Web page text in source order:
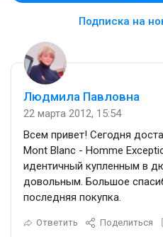
Подписка на
Людмила Павловна
22 марта 2012, 15:54
Всем привет! Сегодня
Mont Blanc - Homme
идентичный купленным в
довольным. Большое
последняя покупка.
Ответить Поделиться